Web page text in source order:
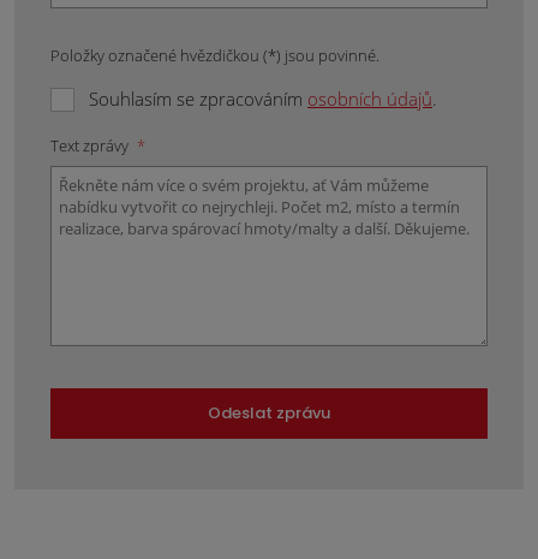
Položky označené hvězdičkou (*) jsou povinné.
Souhlasím se zpracováním osobních údajů.
Text zprávy *
Odeslat zprávu